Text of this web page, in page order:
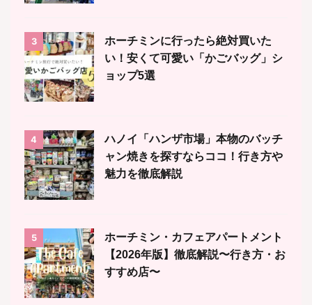
3
ホーチミンに行ったら絶対買いた
い！安くて可愛い「かごバッグ」シ
ョップ5選
4
ハノイ「ハンザ市場」本物のバッチ
ャン焼きを探すならココ！行き方や
魅力を徹底解説
5
ホーチミン・カフェアパートメント
【2026年版】徹底解説〜行き方・お
すすめ店〜